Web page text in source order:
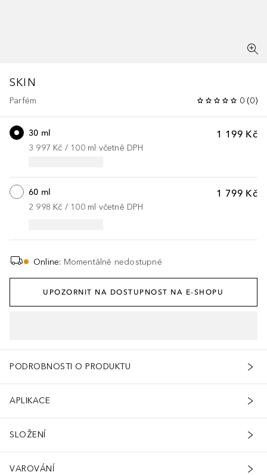
SKIN
Parfém 0 (0)
1 199 Kč
30 ml
3 997 Kč / 100 ml včetně DPH
1 799 Kč
60 ml
2 998 Kč / 100 ml včetně DPH
Online: Momentálně nedostupné
UPOZORNIT NA DOSTUPNOST NA E-SHOPU
PODROBNOSTI O PRODUKTU
APLIKACE
SLOŽENÍ
VAROVÁNÍ